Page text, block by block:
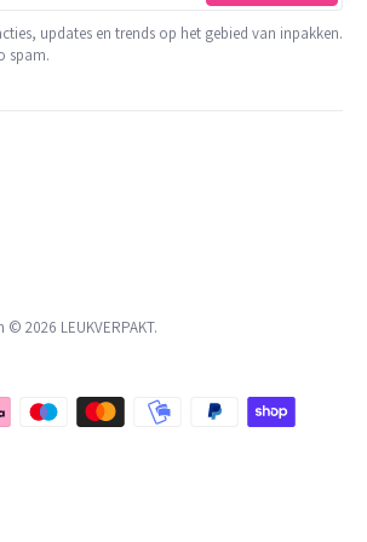
minimaal 2x per week verzonden
updates en trends op het gebied van inpakken.
spam.
© 2026 LEUKVERPAKT.